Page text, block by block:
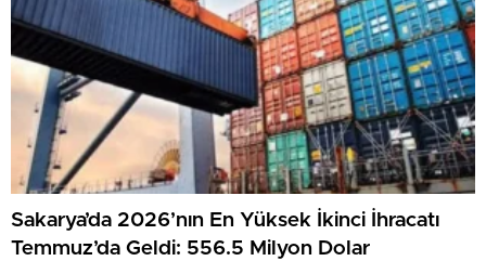
Sakarya’da 2026’nın En Yüksek İkinci İhracatı
Temmuz’da Geldi: 556.5 Milyon Dolar